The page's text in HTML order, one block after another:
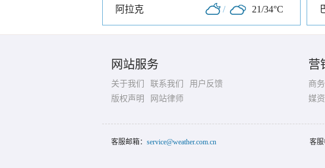
阿拉克 / 21/34°C
网站服务
关于我们 联系我们
用户反馈
版权声明
网站律师
营
商
媒
客服邮箱： service@weather.com.cn 客服